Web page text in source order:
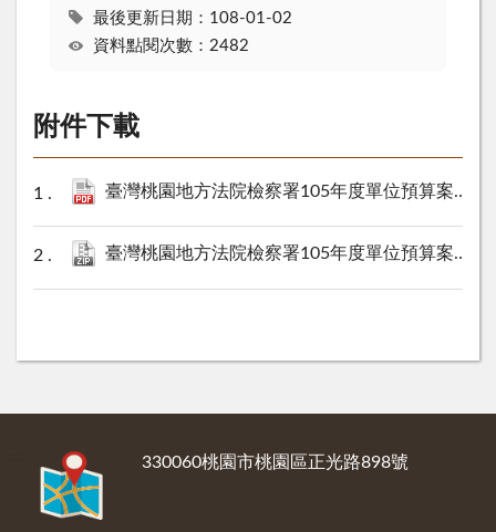
最後更新日期：108-01-02
資料點閱次數：2482
附件下載
臺灣桃園地方法院檢察署105年度單位預算案(PDF檔).pdf
臺灣桃園地方法院檢察署105年度單位預算案 (XML檔).zip
330060桃園市桃園區正光路898號